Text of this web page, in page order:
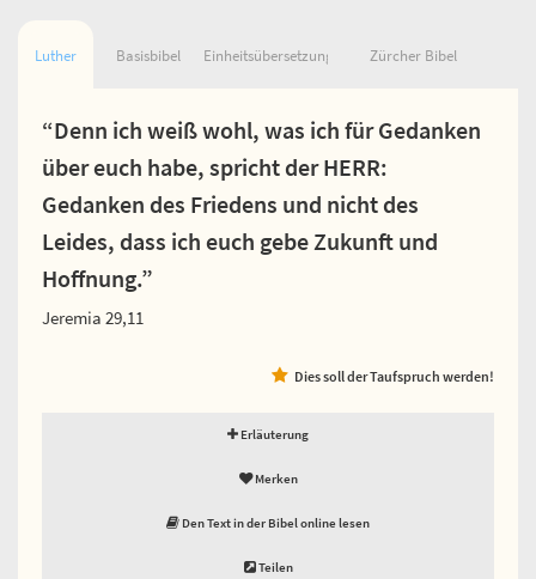
Luther Basisbibel Einheitsübersetzung Zürcher Bibel
“Denn ich weiß wohl, was ich für Gedanken
über euch habe, spricht der HERR:
Gedanken des Friedens und nicht des
Leides, dass ich euch gebe Zukunft und
Hoffnung.”
Jeremia 29,11
Dies soll der Taufspruch werden!
Erläuterung
Merken
Den Text in der Bibel online lesen
Teilen